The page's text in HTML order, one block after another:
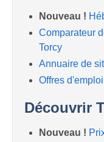
Nouveau !
Comparateur
Torcy
Annuaire de
Offres
Découvrir
Nouveau !